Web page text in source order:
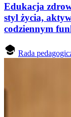
Edukacja
styl życia,
codziennym
Rada